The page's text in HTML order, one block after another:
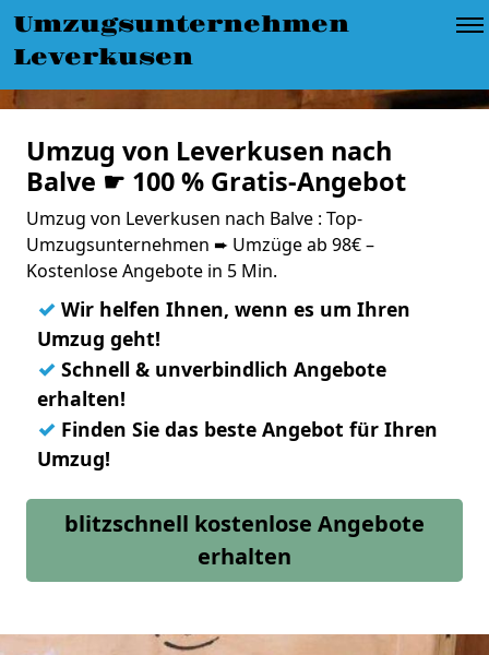
Umzugsunternehmen
Leverkusen
Umzug von Leverkusen nach
Balve ☛ 100 % Gratis-Angebot
Umzug von Leverkusen nach Balve : Top-
Umzugsunternehmen ➨ Umzüge ab 98€ –
Kostenlose Angebote in 5 Min.
✓ Wir helfen Ihnen, wenn es um Ihren
Umzug geht!
✓ Schnell & unverbindlich Angebote
erhalten!
✓ Finden Sie das beste Angebot für Ihren
Umzug!
blitzschnell kostenlose Angebote
erhalten